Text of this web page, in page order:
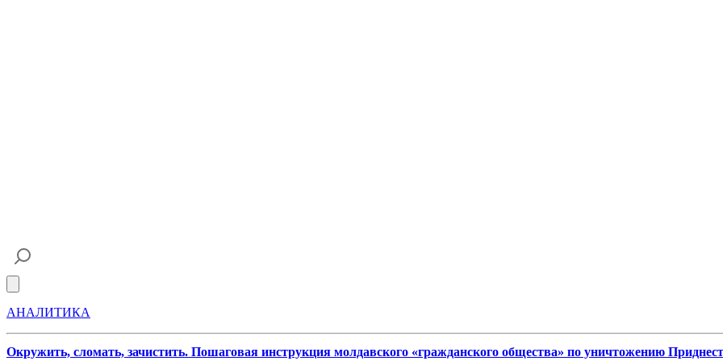
АНАЛИТИКА
Окружить, сломать, зачистить. Пошаговая инструкция молдавского «гражданского общества» по уничтожению